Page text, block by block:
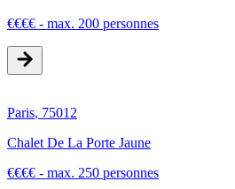
€€€€ - max. 200 personnes
Paris, 75012
Chalet De La Porte Jaune
€€€€ - max. 250 personnes